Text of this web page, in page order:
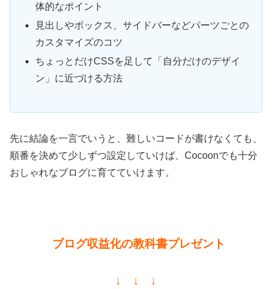
体的なポイント
見出しやボックス、サイドバーなどパーツごとの
カスタマイズのコツ
ちょっとだけCSSを足して「自分だけのデザイ
ン」に近づける方法
先に結論を一言でいうと、難しいコードが書けなくても、
順番を決めて少しずつ設定していけば、Cocoonでも十分
おしゃれなブログに育てていけます。
ブログ収益化の教科書プレゼント
↓ ↓ ↓